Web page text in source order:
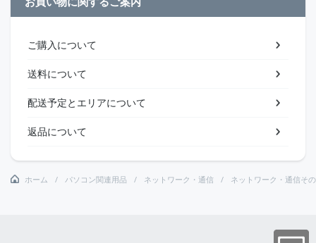
ご購入について
送料について
配送予定とエリアについて
返品について
ホーム パソコン関連用品 ネットワーク・通信 ネットワーク・通信そ